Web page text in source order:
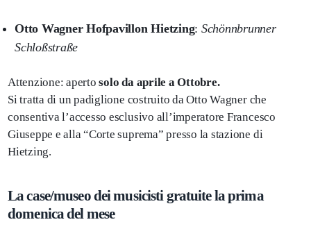
Otto Wagner Hofpavillon Hietzing: Schönnbrunner
Schloßstraße
Attenzione: apertosolo da aprile a Ottobre.
Si tratta di un padiglione costruito da Otto Wagner che
consentiva l’accesso esclusivo all’imperatore Francesco
Giuseppe e alla “Corte suprema” presso la stazione di
Hietzing.
La case/museo dei musicisti gratuite la prima
domenica del mese